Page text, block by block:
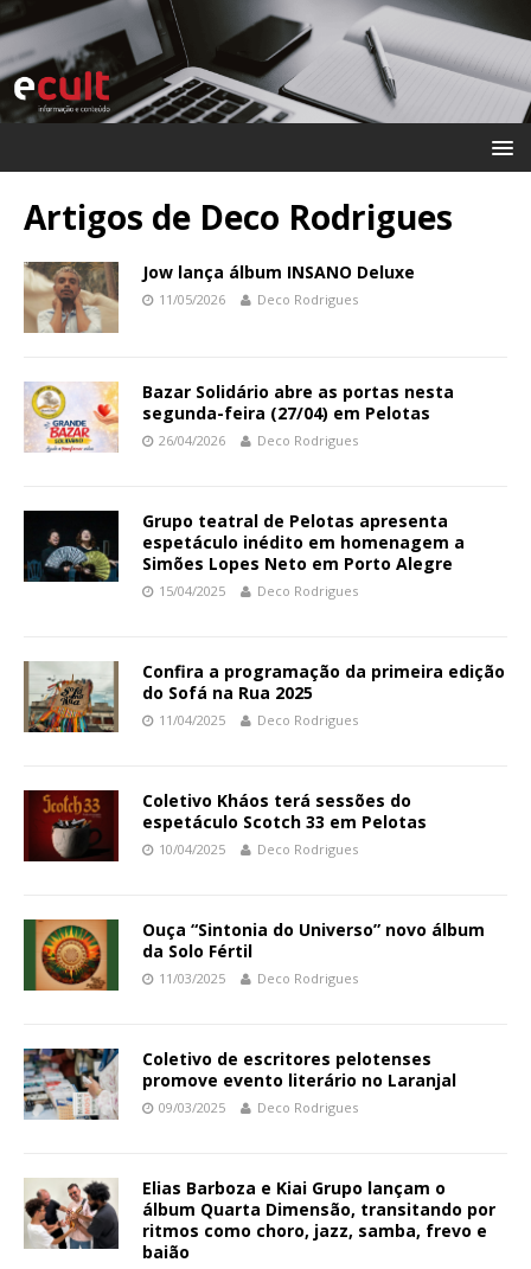
Artigos de Deco Rodrigues
Jow lança álbum INSANO Deluxe
11/05/2026 Deco Rodrigues
Bazar Solidário abre as portas nesta
segunda-feira (27/04) em Pelotas
26/04/2026 Deco Rodrigues
Grupo teatral de Pelotas apresenta
espetáculo inédito em homenagem a
Simões Lopes Neto em Porto Alegre
15/04/2025 Deco Rodrigues
Confira a programação da primeira edição
do Sofá na Rua 2025
11/04/2025 Deco Rodrigues
Coletivo Kháos terá sessões do
espetáculo Scotch 33 em Pelotas
10/04/2025 Deco Rodrigues
Ouça “Sintonia do Universo” novo álbum
da Solo Fértil
11/03/2025 Deco Rodrigues
Coletivo de escritores pelotenses
promove evento literário no Laranjal
09/03/2025 Deco Rodrigues
Elias Barboza e Kiai Grupo lançam o
álbum Quarta Dimensão, transitando por
ritmos como choro, jazz, samba, frevo e
baião